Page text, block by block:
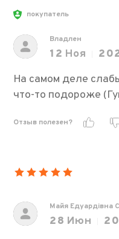
покупатель
Владлен
12 Ноя
На самом деле
что-то подороже
Отзыв полезен?
Майя Едуардівна
28 Июн